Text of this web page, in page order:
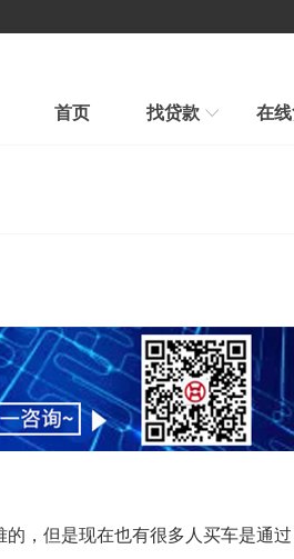
首页 找贷款
帮我推荐
融房帮您选择最合适贷款新品
在
，但是现在也有很多人买车是通过